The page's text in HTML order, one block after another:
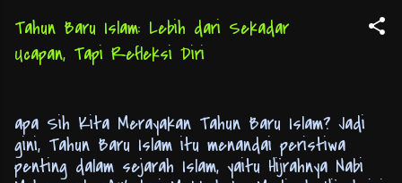
Tahun Baru Islam: Lebih dari Sekadar
Ucapan, Tapi Refleksi Diri
apa Sih Kita Merayakan Tahun Baru Islam? Jadi
gini, Tahun Baru Islam itu menandai peristiwa
penting dalam sejarah Islam, yaitu Hijrahnya Nabi